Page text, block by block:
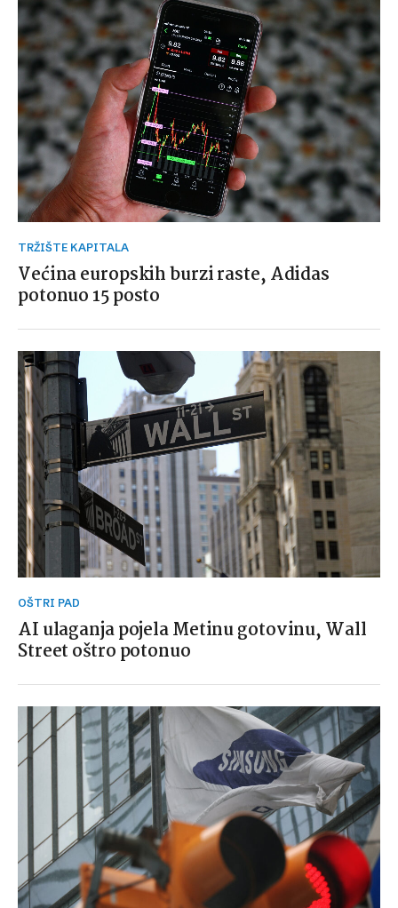
TRŽIŠTE KAPITALA
Većina europskih burzi raste, Adidas
potonuo 15 posto
OŠTRI PAD
AI ulaganja pojela Metinu gotovinu, Wall
Street oštro potonuo